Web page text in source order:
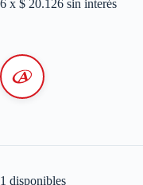
6 x $ 20.126 sin interés
1 disponibles